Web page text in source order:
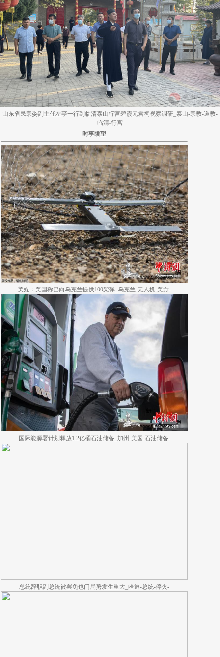
山东省民宗委副主任左亭一行到临清泰山行宫碧霞元君祠视察调研_泰山-宗教-道教-
临清-行宫
时事眺望
美媒：美国称已向乌克兰提供100架弹_乌克兰-无人机-美方-
国际能源署计划释放1.2亿桶石油储备_加州-美国-石油储备-
总统辞职副总统被罢免也门局势发生重大_哈迪-总统-停火-